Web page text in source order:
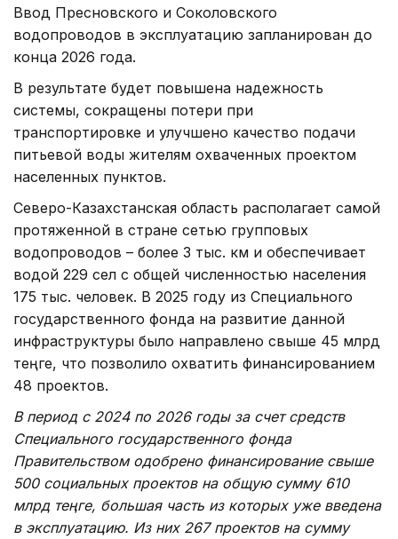
Ввод Пресновского и Соколовского
водопроводов в эксплуатацию запланирован до
конца 2026 года.
В результате будет повышена надежность
системы, сокращены потери при
транспортировке и улучшено качество подачи
питьевой воды жителям охваченных проектом
населенных пунктов.
Северо-Казахстанская область располагает самой
протяженной в стране сетью групповых
водопроводов – более 3 тыс. км и обеспечивает
водой 229 сел с общей численностью населения
175 тыс. человек. В 2025 году из Специального
государственного фонда на развитие данной
инфраструктуры было направлено свыше 45 млрд
теңге, что позволило охватить финансированием
48 проектов.
В период с 2024 по 2026 годы за счет средств
Специального государственного фонда
Правительством одобрено финансирование свыше
500 социальных проектов на общую сумму 610
млрд теңге, большая часть из которых уже введена
в эксплуатацию. Из них 267 проектов на сумму